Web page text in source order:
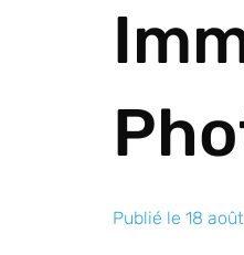
Publié le 18